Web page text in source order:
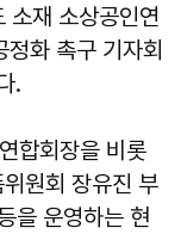
소재 소상공인연
화 촉구 기자회
.
합회장을 비롯
원회 장유진 부
을 운영하는 현